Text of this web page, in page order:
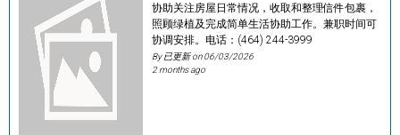
协助关注房屋日常情况，收取和整理信件包裹，
照顾绿植及完成简单生活协助工作。兼职时间可
协调安排。电话：(464) 244-3999
By 已更新 on06/03/2026
2 months ago